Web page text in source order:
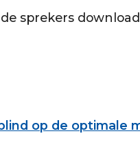
sprekers
op de optimale